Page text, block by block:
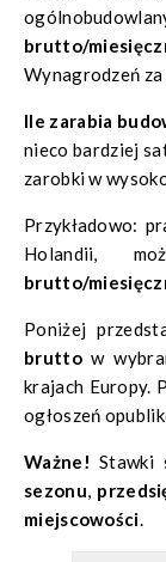
brutto/
Wynagrodzeń
Ile zarabia
nieco bardziej
zarobki w
Przykładowo:
Holandii,
brutto/
Poniżej
bruttow
krajach Europy.
ogłoszeń
Ważne!Stawki
sezonu,
miejscowości.